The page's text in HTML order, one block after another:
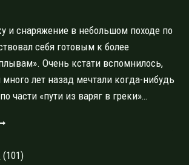
и снаряжение в небольшом походе по
себя готовым к более
Очень кстати вспомнилось,
лет назад мечтали когда-нибудь
части «пути из варяг в греки»…
(101)